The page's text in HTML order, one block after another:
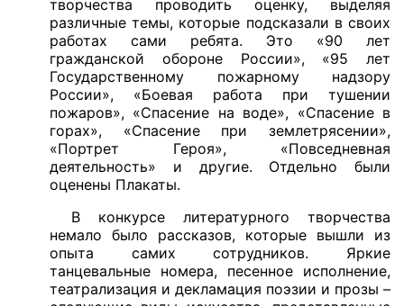
творчества проводить оценку, выделяя
различные темы, которые подсказали в своих
работах сами ребята. Это «90 лет
гражданской обороне России», «95 лет
Государственному пожарному надзору
России», «Боевая работа при тушении
пожаров», «Спасение на воде», «Спасение в
горах», «Спасение при землетрясении»,
«Портрет Героя», «Повседневная
деятельность» и другие. Отдельно были
оценены Плакаты.
В конкурсе литературного творчества
немало было рассказов, которые вышли из
опыта самих сотрудников. Яркие
танцевальные номера, песенное исполнение,
театрализация и декламация поэзии и прозы –